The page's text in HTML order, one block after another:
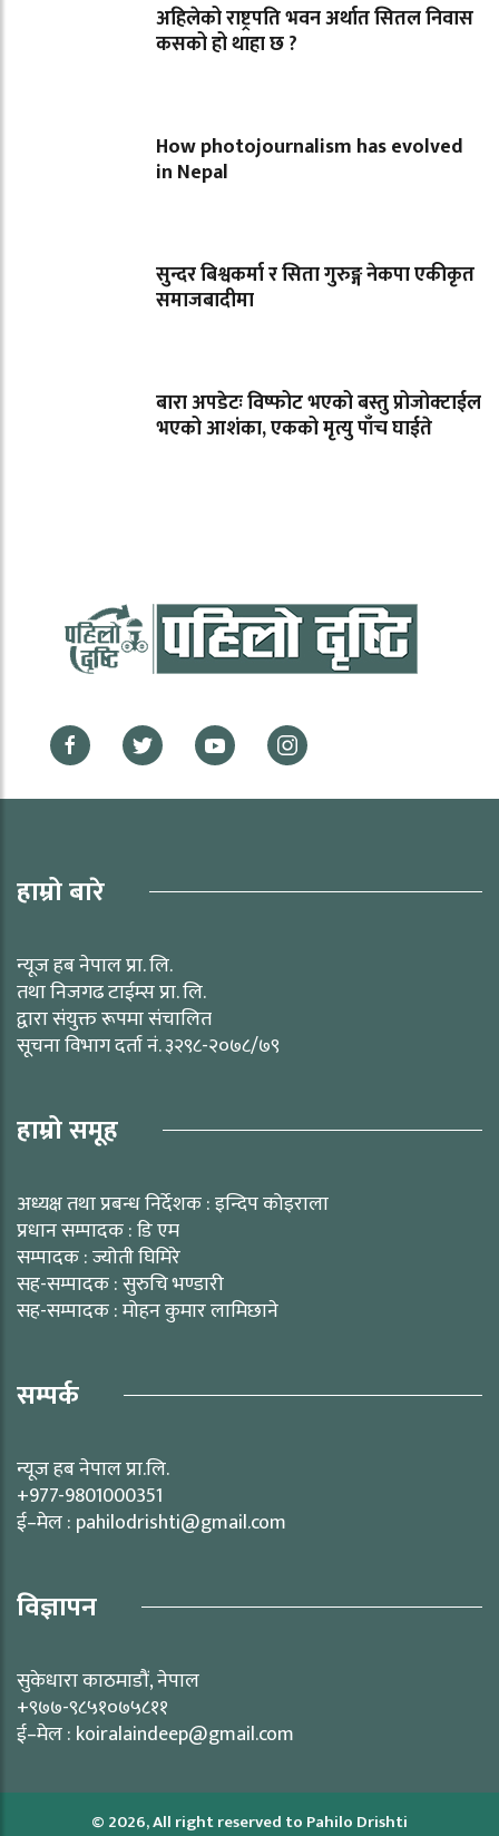
अहिलेको राष्ट्रपति भवन अर्थात सितल निवास
कसको हो थाहा छ ?
How photojournalism has evolved
in Nepal
सुन्दर बिश्वकर्मा र सिता गुरुङ्ग नेकपा एकीकृत
समाजबादीमा
बारा अपडेटः विष्फोट भएको बस्तु प्रोजोक्टाईल
भएको आशंका, एकको मृत्यु पाँच घाईते
हाम्रो बारे
न्यूज हब नेपाल प्रा. लि.
तथा निजगढ टाईम्स प्रा. लि.
द्वारा संयुक्त रूपमा संचालित
सूचना विभाग दर्ता नं. ३२९८-२०७८/७९
हाम्रो समूह
अध्यक्ष तथा प्रबन्ध निर्देशक : इन्दिप कोइराला
प्रधान सम्पादक : डि एम
सम्पादक : ज्योती घिमिरे
सह-सम्पादक : सुरुचि भण्डारी
सह-सम्पादक : मोहन कुमार लामिछाने
सम्पर्क
न्यूज हब नेपाल प्रा.लि.
+977-9801000351
ई–मेल : pahilodrishti@gmail.com
विज्ञापन
सुकेधारा काठमाडौं, नेपाल
+९७७-९८५१०७५८११
ई–मेल : koiralaindeep@gmail.com
© 2026, All right reserved to Pahilo Drishti